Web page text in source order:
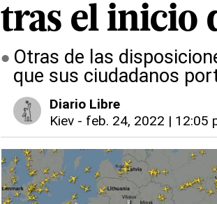
tras el inicio
Otras de las
que sus ciudadanos
Diario Libre
Kiev - feb. 24, 2022 | 12:05